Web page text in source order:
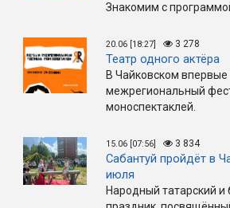
Знакомим с
20.06 [18:27] 3 278
Театр одного актёра
В Чайковском
межрегиональный
моноспектаклей.
15.06 [07:56] 3 834
Сабантуй пройдёт в
июля
Народный татарский и